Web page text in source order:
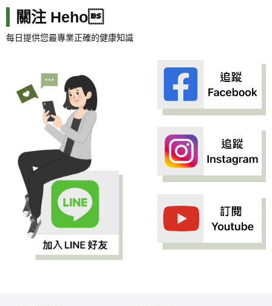
關注 Heho
每日提供您最專業正確的健康知識